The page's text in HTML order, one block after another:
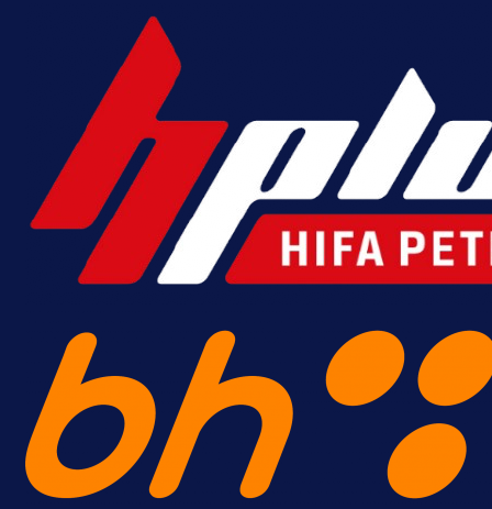
krenuo pobjedom: Plavi slavili na
Grbavici!
15 h 19 min